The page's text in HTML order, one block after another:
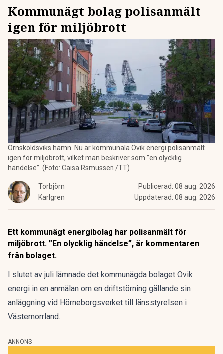
Kommunägt bolag polisanmält
igen för miljöbrott
Örnsköldsviks hamn. Nu är kommunala Övik energi polisanmält
igen för miljöbrott, vilket man beskriver som ”en olycklig
händelse”. (Foto: Caisa Rsmussen /TT)
Torbjörn
Karlgren
Publicerad: 08 aug. 2026
Uppdaterad: 08 aug. 2026
Ett kommunägt energibolag har polisanmält för
miljöbrott. ”En olycklig händelse”, är kommentaren
från bolaget.
I slutet av juli lämnade det kommunägda bolaget Övik
energi in en anmälan om en driftstörning gällande sin
anläggning vid Hörneborgsverket till länsstyrelsen i
Västernorrland.
ANNONS